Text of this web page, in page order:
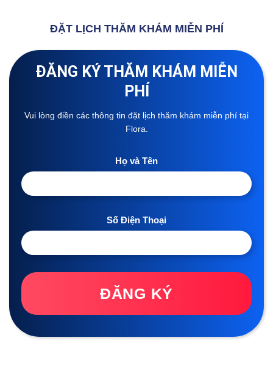
ĐẶT LỊCH THĂM KHÁM MIỄN PHÍ
ĐĂNG KÝ THĂM KHÁM MIỄN
PHÍ
Vui lòng điền các thông tin đặt lịch thăm khám miễn phí tại
Flora.
Họ và Tên
Số Điện Thoại
ĐĂNG KÝ